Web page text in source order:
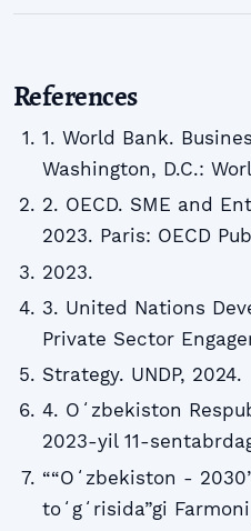
References
1. World Bank.
Washington, D.C.:
2. OECD. SME and
2023. Paris: OECD
2023.
3. United Nations
Private Sector
Strategy. UNDP, 2024.
4. Oʻzbekiston
2023-yil 11-
““Oʻzbekiston -
toʻgʻrisida”gi Farmoni